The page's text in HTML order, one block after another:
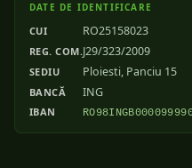
DATE DE IDENTIFICARE
CUI RO25158023
REG. COM.J29/323/2009
SEDIU Ploiesti, Panciu 15
BANCĂ ING
IBAN